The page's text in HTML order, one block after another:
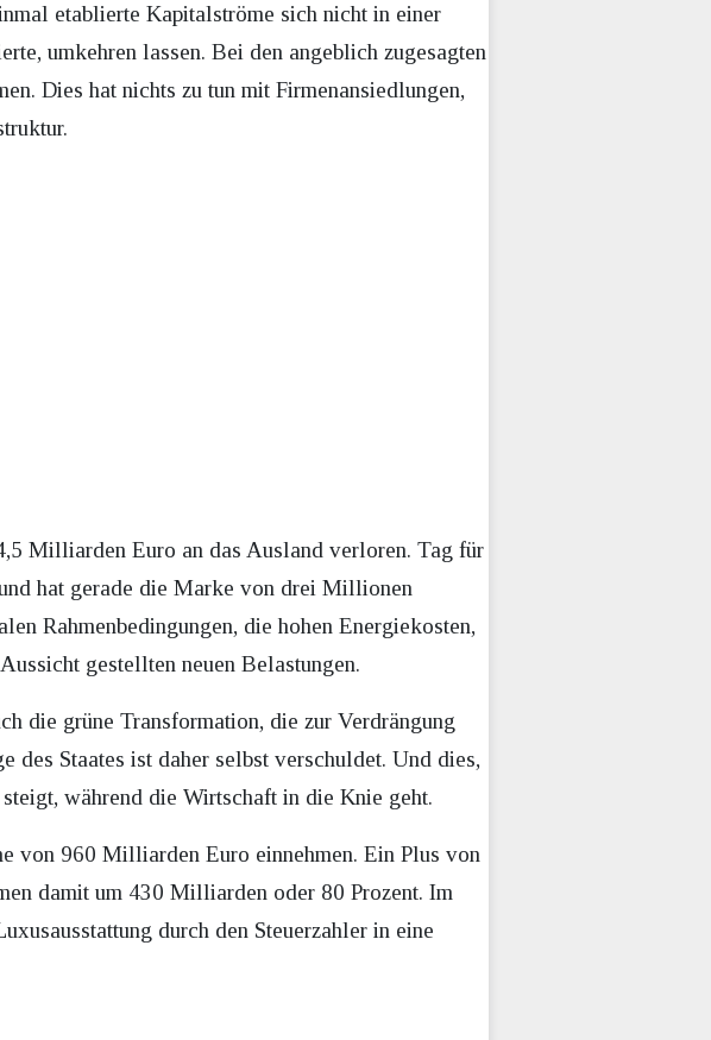
etablierte Kapitalströme sich nicht in einer
umkehren lassen. Bei den angeblich zugesagten
Dies hat nichts zu tun mit Firmenansiedlungen,
Milliarden Euro an das Ausland verloren. Tag für
hat gerade die Marke von drei Millionen
Rahmenbedingungen, die hohen Energiekosten,
gestellten neuen Belastungen.
die grüne Transformation, die zur Verdrängung
des Staates ist daher selbst verschuldet. Und dies,
während die Wirtschaft in die Knie geht.
von 960 Milliarden Euro einnehmen. Ein Plus von
damit um 430 Milliarden oder 80 Prozent. Im
durch den Steuerzahler in eine